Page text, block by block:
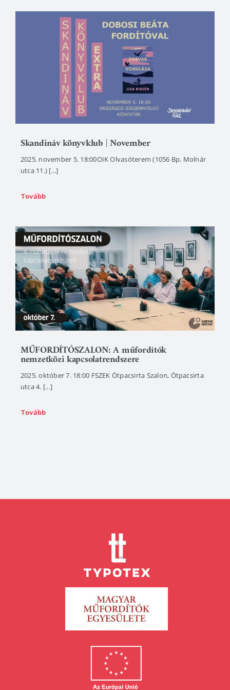
Skandináv könyvklub | November
2025. november 5. 18:00OIK Olvasóterem (1056 Bp. Molnár
utca 11.) [...]
Tovább
MŰFORDÍTÓSZALON: A műfordítók
nemzetközi kapcsolatrendszere
2025. október 7. 18:00 FSZEK Ötpacsirta Szalon, Ötpacsirta
utca 4. [...]
Tovább